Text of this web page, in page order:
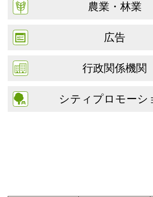
農業・林業
広告
行政関係機関
シティプロモーシ